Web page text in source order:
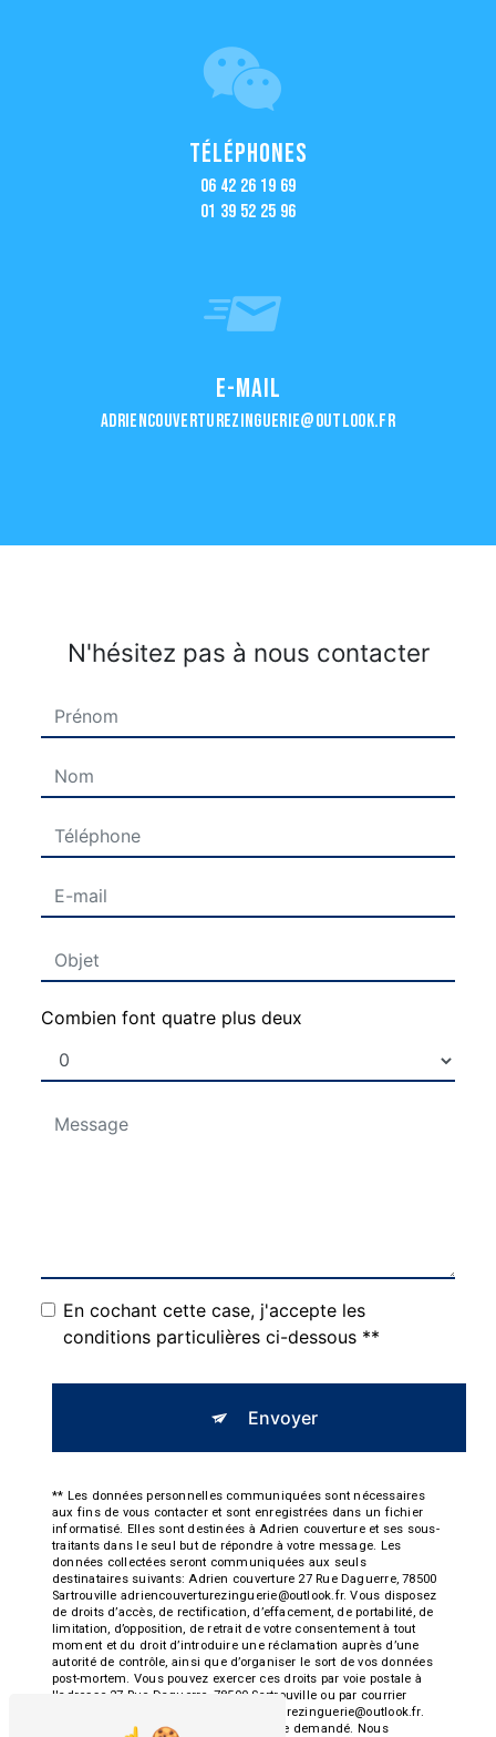
Téléphones
06 42 26 19 69
01 39 52 25 96
E-mail
adriencouverturezinguerie@outlook.fr
N'hésitez pas à nous contacter
Combien font quatre plus deux
En cochant cette case, j'accepte les
conditions particulières ci-dessous **
Envoyer
** Les données personnelles communiquées sont nécessaires
aux fins de vous contacter et sont enregistrées dans un fichier
informatisé. Elles sont destinées à Adrien couverture et ses sous-
traitants dans le seul but de répondre à votre message. Les
données collectées seront communiquées aux seuls
destinataires suivants: Adrien couverture 27 Rue Daguerre, 78500
Sartrouville adriencouverturezinguerie@outlook.fr. Vous disposez
de droits d’accès, de rectification, d’effacement, de portabilité, de
limitation, d’opposition, de retrait de votre consentement à tout
moment et du droit d’introduire une réclamation auprès d’une
autorité de contrôle, ainsi que d’organiser le sort de vos données
post-mortem. Vous pouvez exercer ces droits par voie postale à
l'adresse 27 Rue Daguerre, 78500 Sartrouville ou par courrier
électronique à l'adresse adriencouverturezinguerie@outlook.fr.
Un justificatif d'identité pourra vous être demandé. Nous